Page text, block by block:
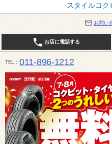
スタイルコ
お問い
お店に電話する
TEL 011-896-1212
平日・日・祝日：作業受付10:00～17:30 、
受け出来ない場合がございます。店舗まで
日：2026年8月の定休日 毎週